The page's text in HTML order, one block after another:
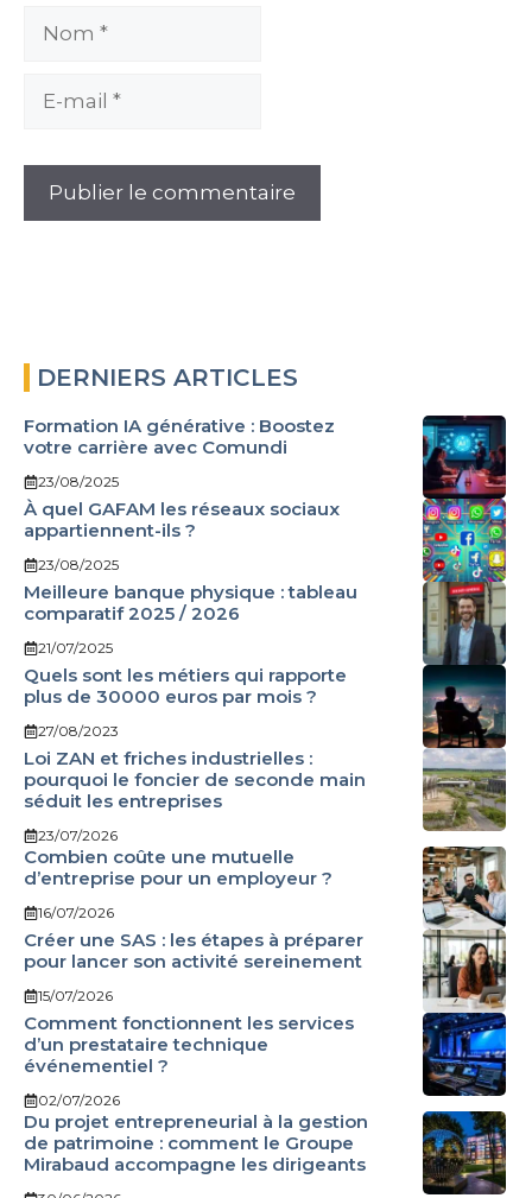
Nom
DERNIERS ARTICLES
Formation IA générative : Boostez
votre carrière avec Comundi
23/08/2025
À quel GAFAM les réseaux sociaux
appartiennent-ils ?
23/08/2025
Meilleure banque physique : tableau
comparatif 2025 / 2026
21/07/2025
Quels sont les métiers qui rapporte
plus de 30000 euros par mois ?
27/08/2023
Loi ZAN et friches industrielles :
pourquoi le foncier de seconde main
séduit les entreprises
23/07/2026
Combien coûte une mutuelle
d’entreprise pour un employeur ?
16/07/2026
Créer une SAS : les étapes à préparer
pour lancer son activité sereinement
15/07/2026
Comment fonctionnent les services
d’un prestataire technique
événementiel ?
02/07/2026
Du projet entrepreneurial à la gestion
de patrimoine : comment le Groupe
Mirabaud accompagne les dirigeants